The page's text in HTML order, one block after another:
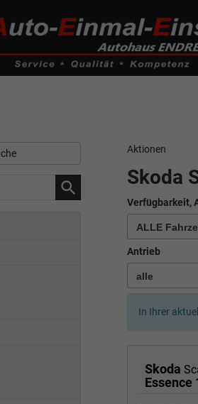
Points to address or
Aktionen
Skoda
Verfügbarkeit,
Antrieb
In Ihrer
Skoda
Essence